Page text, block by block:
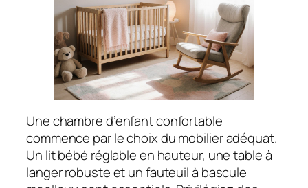
Une chambre d’enfant confortable
commence par le choix du mobilier adéquat.
Un lit bébé réglable en hauteur, une table à
langer robuste et un fauteuil à bascule